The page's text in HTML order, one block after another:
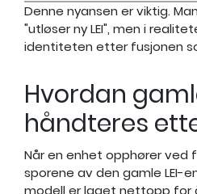
Denne nyansen er viktig.
"utløser ny LEI", men i
identiteten etter fusjonen
Hvordan
håndteres
Når en enhet opphører ved
sporene av den gamle LEI-
modell er laget nettopp for